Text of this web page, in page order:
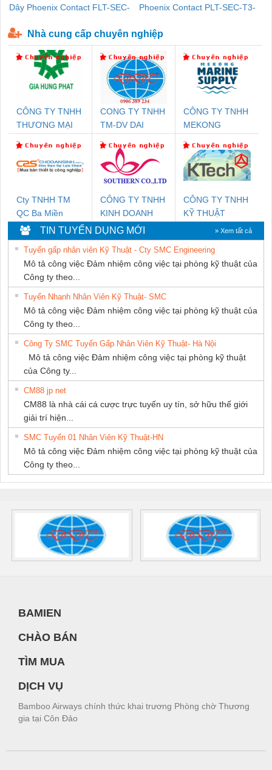
Dây Phoenix Contact FLT-SEC-
Phoenix Contact PLT-SEC-T3-
Nhà cung cấp chuyên nghiệp
CÔNG TY TNHH
THƯƠNG MẠI
THUẬT ĐIỆN CƠ
GIA HƯNG PHÁT
CONG TY TNHH
TM-DV DAI
CÔNG TY TNHH
MEKONG
SUPPLY
Cty TNHH TM
QC Ba Miền
CÔNG TY TNHH
KINH DOANH
DỊCH VỤ XNK
PHƯƠNG NAM
CÔNG TY TNHH
KỸ THUẬT
KTECH VIỆT
NAM
TIN TUYỂN DỤNG MỚI » Xem tất cả
Tuyển gấp nhân viên Kỹ Thuật - Cty SMC Engineering
Mô tả công việc Đảm nhiệm công việc tại phòng kỹ thuật của
Công ty theo...
Tuyển Nhanh Nhân Viên Kỹ Thuật- SMC
Mô tả công việc Đảm nhiệm công việc tại phòng kỹ thuật của
Công ty theo...
Công Ty SMC Tuyển Gấp Nhân Viên Kỹ Thuật- Hà Nội
Mô tả công việc Đảm nhiệm công việc tại phòng kỹ thuật
của Công ty...
CM88 jp net
CM88 là nhà cái cá cược trực tuyến uy tín, sở hữu thế giới
giải trí hiện...
SMC Tuyển 01 Nhân Viên Kỹ Thuật-HN
Mô tả công việc Đảm nhiệm công việc tại phòng kỹ thuật của
Công ty theo...
BAMIEN
CHÀO BÁN
TÌM MUA
DỊCH VỤ
Bamboo Airways chính thức khai trương Phòng chờ Thương
gia tại Côn Đảo